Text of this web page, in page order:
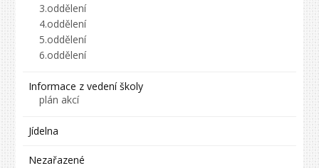
3.oddělení
4.oddělení
5.oddělení
6.oddělení
Informace z vedení školy
plán akcí
Jídelna
Nezařazené